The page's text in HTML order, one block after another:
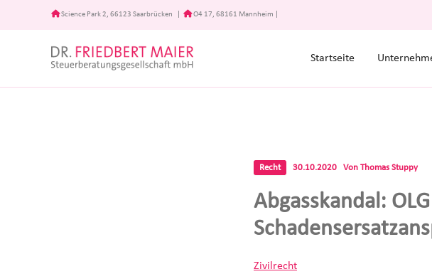
Science Park 2, 66123 Saarbrücken O4 17, 68161 Mannheim
Startseite
Recht 30.10.2020 Von Thomas Stuppy
Abgasskandal:
Zivilrecht